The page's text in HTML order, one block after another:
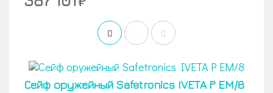
Сейф оружейный Safetronics IVETA Р ЕM/8